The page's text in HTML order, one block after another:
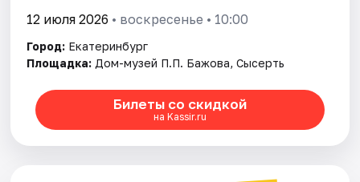
12 июля 2026 • воскресенье • 10:00
Город: Екатеринбург
Площадка: Дом-музей П.П. Бажова, Сысерть
Билеты со скидкой
на Kassir.ru